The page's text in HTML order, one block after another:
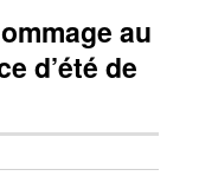
au
d’été de